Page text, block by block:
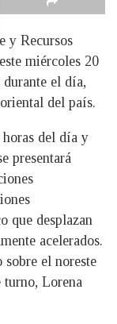
y Recursos
miércoles 20
durante el día,
del país.
horas del día y
presentará
que desplazan
acelerados.
el noreste
turno, Lorena